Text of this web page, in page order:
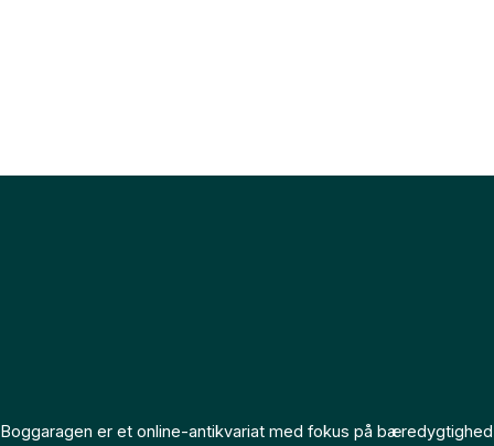
Boggaragen er et online-antikvariat med fokus på bæredygtighed